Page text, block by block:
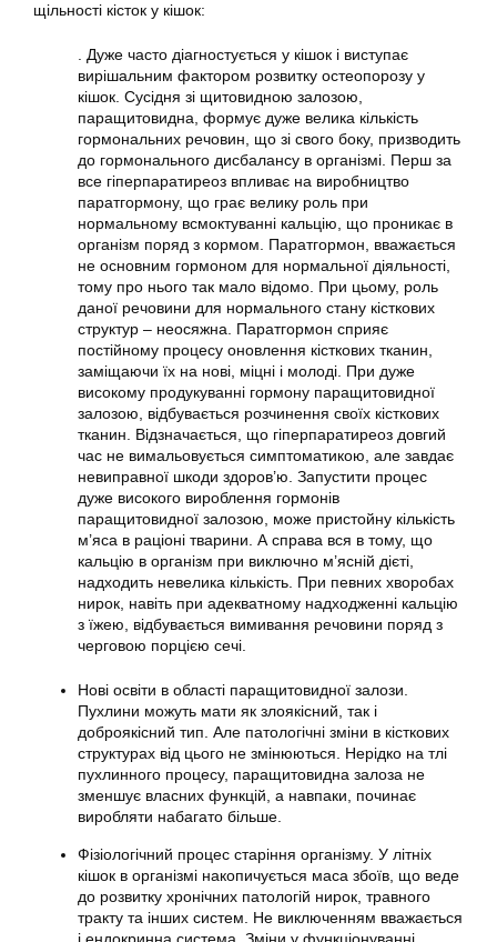
щільності кісток у кішок:
. Дуже часто діагностується у кішок і виступає
вирішальним фактором розвитку остеопорозу у
кішок. Сусідня зі щитовидною залозою,
паращитовидна, формує дуже велика кількість
гормональних речовин, що зі свого боку, призводить
до гормонального дисбалансу в організмі. Перш за
все гіперпаратиреоз впливає на виробництво
паратгормону, що грає велику роль при
нормальному всмоктуванні кальцію, що проникає в
організм поряд з кормом. Паратгормон, вважається
не основним гормоном для нормальної діяльності,
тому про нього так мало відомо. При цьому, роль
даної речовини для нормального стану кісткових
структур – неосяжна. Паратгормон сприяє
постійному процесу оновлення кісткових тканин,
заміщаючи їх на нові, міцні і молоді. При дуже
високому продукуванні гормону паращитовидної
залозою, відбувається розчинення своїх кісткових
тканин. Відзначається, що гіперпаратиреоз довгий
час не вимальовується симптоматикою, але завдає
невиправної шкоди здоров’ю. Запустити процес
дуже високого вироблення гормонів
паращитовидної залозою, може пристойну кількість
м’яса в раціоні тварини. А справа вся в тому, що
кальцію в організм при виключно м’ясній дієті,
надходить невелика кількість. При певних хворобах
нирок, навіть при адекватному надходженні кальцію
з їжею, відбувається вимивання речовини поряд з
черговою порцією сечі.
Нові освіти в області паращитовидної залози.
Пухлини можуть мати як злоякісний, так і
доброякісний тип. Але патологічні зміни в кісткових
структурах від цього не змінюються. Нерідко на тлі
пухлинного процесу, паращитовидна залоза не
зменшує власних функцій, а навпаки, починає
виробляти набагато більше.
Фізіологічний процес старіння організму. У літніх
кішок в організмі накопичується маса збоїв, що веде
до розвитку хронічних патологій нирок, травного
тракту та інших систем. Не виключенням вважається